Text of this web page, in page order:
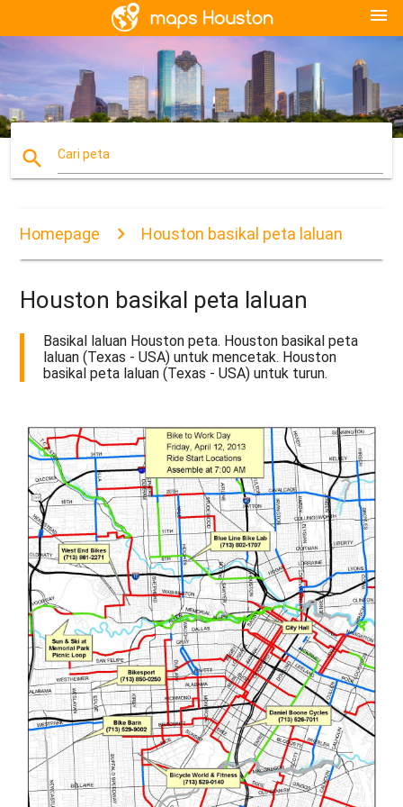
menu
search Cari peta
Homepage Houston basikal peta laluan
Houston basikal peta laluan
Basikal laluan Houston peta. Houston basikal peta
laluan (Texas - USA) untuk mencetak. Houston
basikal peta laluan (Texas - USA) untuk turun.